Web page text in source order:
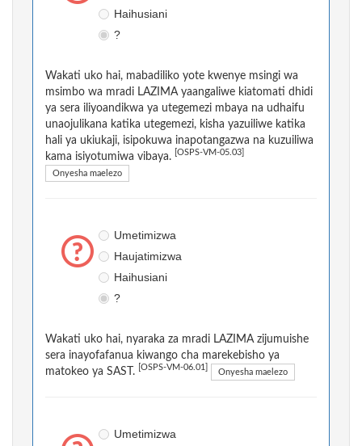
Haihusiani
?
Wakati uko hai, mabadiliko yote kwenye msingi wa
msimbo wa mradi LAZIMA yaangaliwe kiatomati dhidi
ya sera iliyoandikwa ya utegemezi mbaya na udhaifu
unaojulikana katika utegemezi, kisha yazuiliwe katika
hali ya ukiukaji, isipokuwa inapotangazwa na kuzuiliwa
kama isiyotumiwa vibaya.
[OSPS-VM-05.03]
Onyesha maelezo
Umetimizwa
Haujatimizwa
Haihusiani
?
Wakati uko hai, nyaraka za mradi LAZIMA zijumuishe
sera inayofafanua kiwango cha marekebisho ya
matokeo ya SAST.
[OSPS-VM-06.01] Onyesha maelezo
Umetimizwa